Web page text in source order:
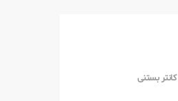
کانتر بستنی